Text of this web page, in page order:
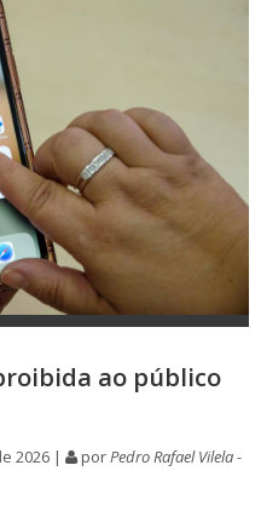
ao público
2026 | porPedro Rafael Vilela -